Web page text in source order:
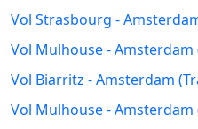
Vol Strasbourg -
Vol Mulhouse - Amsterdam
Vol Biarritz - Amsterdam
Vol Mulhouse - Amsterdam